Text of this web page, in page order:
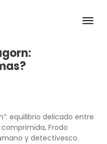
equilibrio delicado entre
Frodo
y detectivesco.